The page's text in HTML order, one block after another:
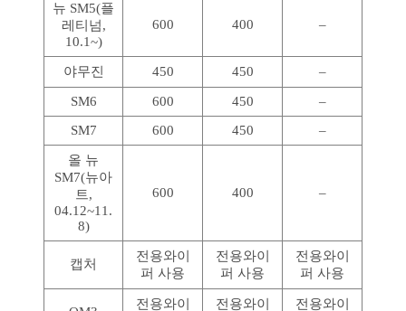
뉴 SM5(플
레티넘,
10.1~)
600 400 –
야무진 450 450 –
SM6 600 450
–
SM7
600 450 –
올 뉴
SM7(뉴아
트,
04.12~11.
8)
600 400 –
캡처
전용와이
퍼 사용
전용와이
퍼 사용
전용와이
퍼 사용
전용와이
전용와이
전용와이